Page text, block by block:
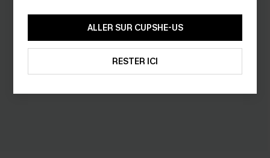
ALLER SUR CUPSHE-US
RESTER ICI